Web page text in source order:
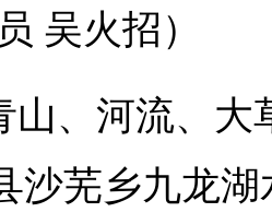
吴火招）
山、河流、
沙芜乡九龙